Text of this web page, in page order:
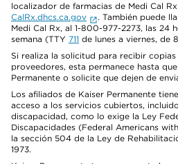
localizador de farmacias de Medi Cal
CalRx.dhcs.ca.gov
. También puede
Medi Cal Rx, al 1-800-977-2273, las 24
semana (TTY 711 de lunes a viernes, de
Si realiza la solicitud para recibir
proveedores, esta permanece hasta
Permanente o solicite que dejen de
Los afiliados de Kaiser Permanente
acceso a los servicios cubiertos,
discapacidad, como lo exige la Ley
Discapacidades (Federal Americans
la sección 504 de la Ley de
1973.